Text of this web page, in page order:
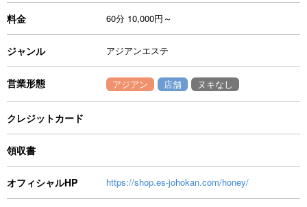
料金 60分 10,000円～
ジャンル アジアンエステ
営業形態 アジアン 店舗 ヌキなし
クレジットカード
領収書
オフィシャルHP https://shop.es-johokan.com/honey/